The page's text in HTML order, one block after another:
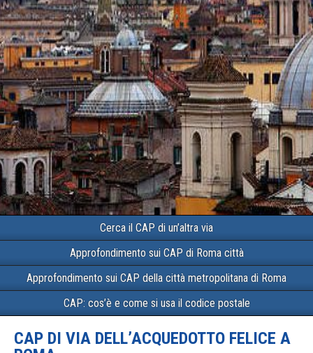
Cerca il CAP di un’altra via
Approfondimento sui CAP di Roma città
Approfondimento sui CAP della città metropolitana di Roma
CAP: cos’è e come si usa il codice postale
CAP DI VIA DELL’ACQUEDOTTO FELICE A